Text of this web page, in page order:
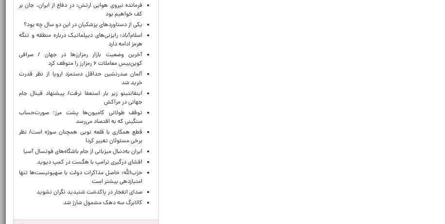
فرمانده نیروی هوایی ارتش: در دفاع از ایران، جان بر
کف خواهیم بود
یکی از دستاوردهای پزشکیان در این دو سال چه بود؟
اسلام‌آباد: رایزنی‌های دیپلماتیک درباره منطقه و تنگه
هرمز ادامه دارد
آخرین وضعیت بازار رمزارزها در جهان / صرافی
کوین‌بیس معاملات ۶ رمزارز را متوقف کرد
آلمان صدرنشین حداقل دستمزد اروپا از نظر قدرت
خرید شد
اینفانتینو زیر بار استعفا نرفت/ پیشنهاد فینال جام
جهانی در مراکش
توقف طولانی کامیون‌ها پشت مرز؛ صورت‌حساب
سنگینی که به اقتصاد می‌رسد
قطع همکاری با قلعه نویی همچنان سوژه است/ نظر
برخی مسئولان تغییر کرد!
ایران به‌دنبال میزبانی از جام باشگاه‌های فوتسال آسیا
افشای درگیری ترامپ با هگست در کمپ دیوید
حزب‌الله: حاصل مذاکرات دولت با صهیونیست‌ها تنها
امتیازدهی‌ بیشتر است
صدای انفجار در پاکدشت شنیدید نگران نشوید
کالابرگ سه دهک مشمول شارژ شد